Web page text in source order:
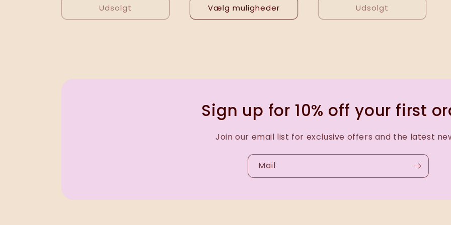
Udsolgt Vælg muligheder Udsolgt
Sign up for 10% off your first
Join our email list for exclusive offers and the latest
Mail